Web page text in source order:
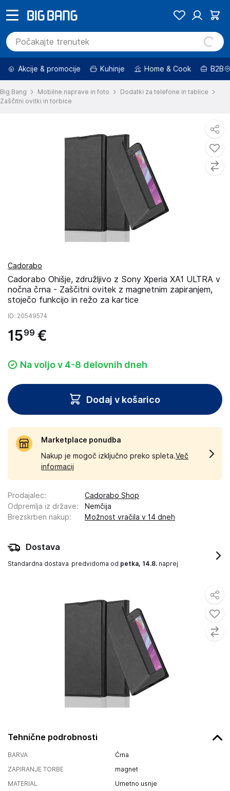
Akcije & promocije Kuhinje Home & Cook B2B
Big Bang Mobilne naprave in foto
Dodatki za telefone in tablice
Zaščitni ovitki in torbice
Tehnične podrobnosti
BARVA
Črna
ZAPIRANJE TORBE
magnet
MATERIAL
Umetno usnje
Cadorabo
Cadorabo Ohišje, združljivo z Sony Xperia XA1 ULTRA v
nočna črna - Zaščitni ovitek z magnetnim zapiranjem,
stoječo funkcijo in režo za kartice
ID: 20549574
1599 €
Na voljo v 4-8 delovnih dneh
Dodaj v košarico
Marketplace ponudba
Nakup je mogoč izključno preko spleta.Več
informacij
Prodajalec:
Cadorabo Shop
Odpremlja iz države:
Nemčija
Brezskrben nakup: Možnost vračila v 14 dneh
Dostava
Standardna dostava predvidoma od petka, 14.8. naprej